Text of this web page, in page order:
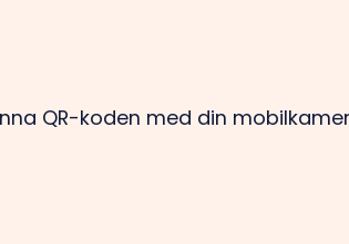
QR-koden med din